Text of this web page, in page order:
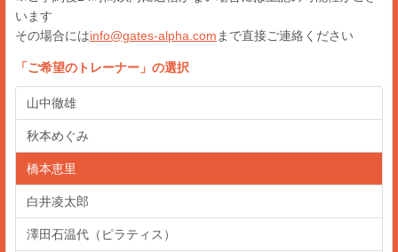
います
その場合にはinfo@gates-alpha.com まで直接ご連絡ください
「ご希望のトレーナー 」の選択
山中徹雄
秋本めぐみ
橋本恵里
白井凌太郎
澤田石温代（ピラティス）